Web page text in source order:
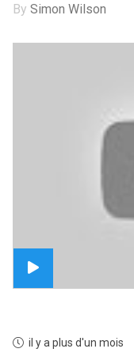
BySimon Wilson
il y a plus d'un mois